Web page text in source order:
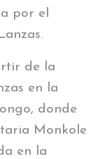
por el
de la
en la
donde
Monkole
en la